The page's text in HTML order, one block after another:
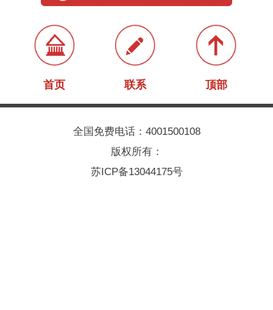
首页 联系 顶部
全国免费电话：4001500108
版权所有：
苏ICP备13044175号